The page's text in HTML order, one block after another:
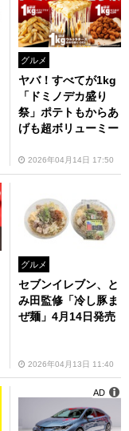
グルメ
ヤバ！すべてが1kg
「ドミノデカ盛り
祭」ポテトもからあ
げも超ボリューミー
2026年04月14日 17:50
グルメ
セブンイレブン、と
み田監修「冷し豚ま
ぜ麺」4月14日発売
2026年04月13日 11:40
AD